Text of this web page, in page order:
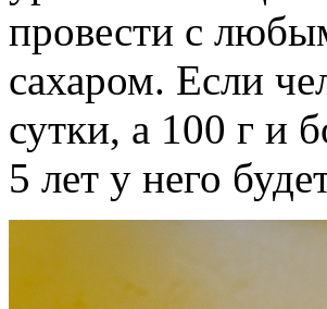
провести с
сахаром. Если
сутки, а 100 г и
5 лет у него